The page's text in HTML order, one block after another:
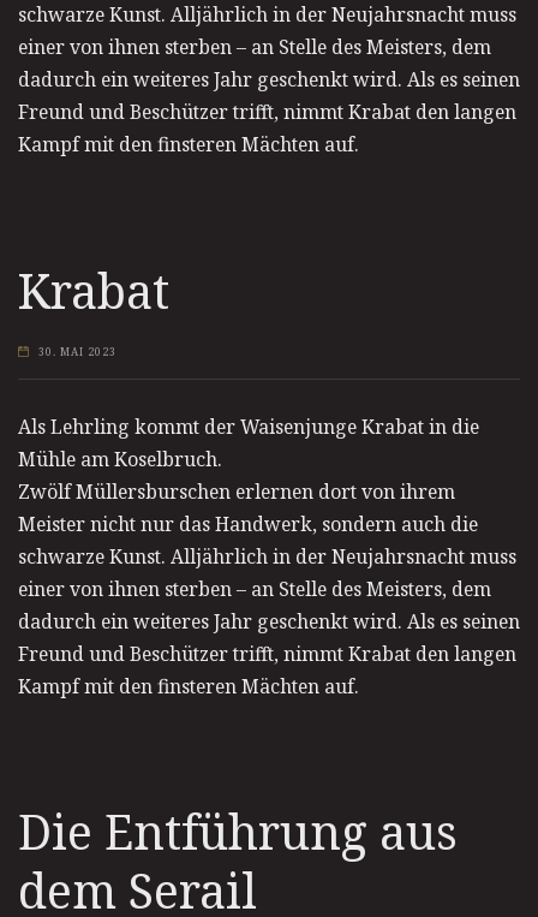
schwarze Kunst. Alljährlich in der Neujahrsnacht muss
einer von ihnen sterben – an Stelle des Meisters, dem
dadurch ein weiteres Jahr geschenkt wird. Als es seinen
Freund und Beschützer trifft, nimmt Krabat den langen
Kampf mit den finsteren Mächten auf.
Krabat
30. MAI 2023
Als Lehrling kommt der Waisenjunge Krabat in die
Mühle am Koselbruch.
Zwölf Müllersburschen erlernen dort von ihrem
Meister nicht nur das Handwerk, sondern auch die
schwarze Kunst. Alljährlich in der Neujahrsnacht muss
einer von ihnen sterben – an Stelle des Meisters, dem
dadurch ein weiteres Jahr geschenkt wird. Als es seinen
Freund und Beschützer trifft, nimmt Krabat den langen
Kampf mit den finsteren Mächten auf.
Die Entführung aus
dem Serail